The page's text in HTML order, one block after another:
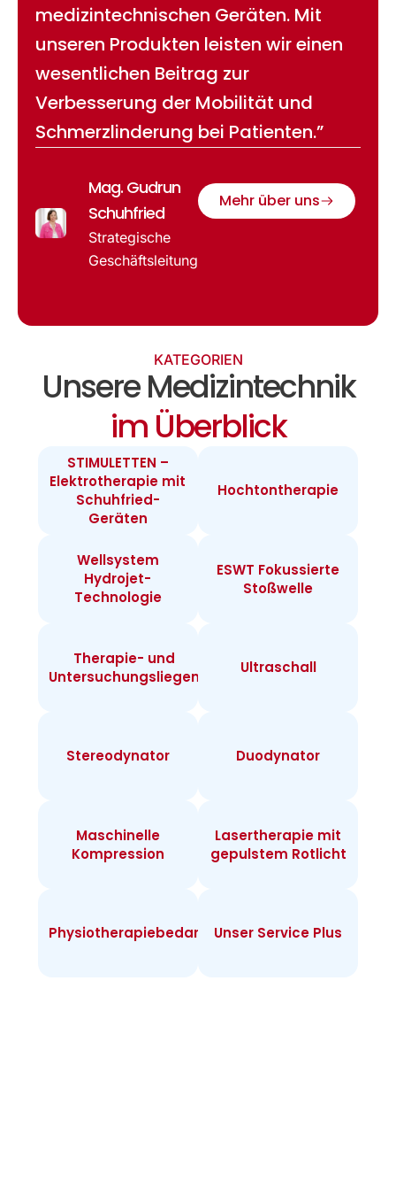
medizintechnischen Geräten. Mit
unseren Produkten leisten wir einen
wesentlichen Beitrag zur
Verbesserung der Mobilität und
Schmerzlinderung bei Patienten.”
Mag. Gudrun
Schuhfried
Strategische
Geschäftsleitung
Mehr über uns
KATEGORIEN
Unsere Medizintechnik
im Überblick
STIMULETTEN –
Elektrotherapie mit
Schuhfried-
Geräten
Hochtontherapie
Wellsystem
Hydrojet-
Technologie
ESWT Fokussierte
Stoßwelle
Therapie- und
Untersuchungsliegen
Ultraschall
Stereodynator Duodynator
Maschinelle
Kompression
Lasertherapie mit
gepulstem Rotlicht
Physiotherapiebedarf Unser Service Plus